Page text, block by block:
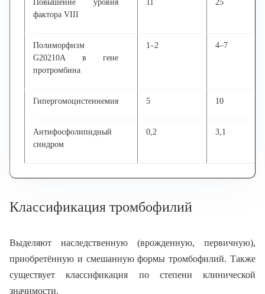
Повышение уровня
фактора VIII
25
Полиморфизм
G20210A в гене
протромбина
1–2 4–7
Гипергомоцистеинемия 5 10
Антифосфолипидный
синдром
0,2 3,1
Классификация тромбофилий
Выделяют наследственную (врожденную, первичную),
приобретённую и смешанную формы тромбофилий. Также
существует классификация по степени клинической
значимости.